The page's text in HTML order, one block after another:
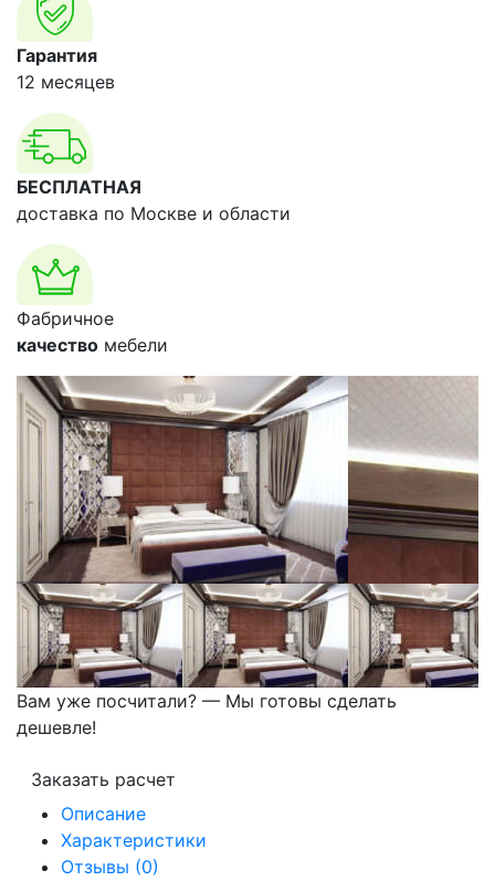
Гарантия
12 месяцев
БЕСПЛАТНАЯ
доставка по Москве и области
Фабричное
качество мебели
Вам уже посчитали? — Мы готовы сделать
дешевле!
Заказать расчет
Описание
Характеристики
Отзывы (0)